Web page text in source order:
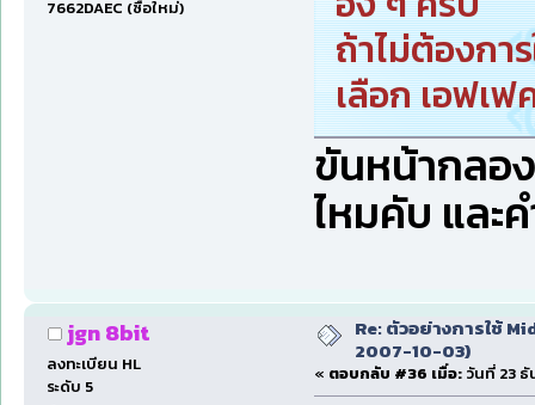
7662DAEC (ซื้อใหม่)
ถ้าไม่ต้องกา
เลือก เอฟเ
ขันหน้ากลอ
ไหมคับ และ
jgn 8bit
ลงทะเบียน HL
ระดับ 5
Re: ตัวอย่างการใช้
2007-10-03)
« ตอบกลับ #36 เมื่อ: วันที่ 23 ธั